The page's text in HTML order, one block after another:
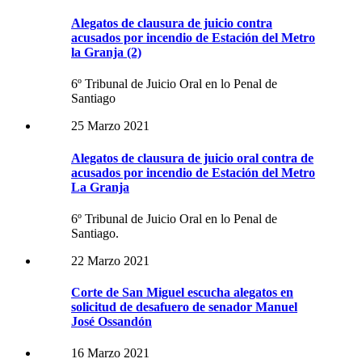
Alegatos de clausura de juicio contra
acusados por incendio de Estación del Metro
la Granja (2)
6º Tribunal de Juicio Oral en lo Penal de
Santiago
25 Marzo 2021
Alegatos de clausura de juicio oral contra de
acusados por incendio de Estación del Metro
La Granja
6º Tribunal de Juicio Oral en lo Penal de
Santiago.
22 Marzo 2021
Corte de San Miguel escucha alegatos en
solicitud de desafuero de senador Manuel
José Ossandón
16 Marzo 2021